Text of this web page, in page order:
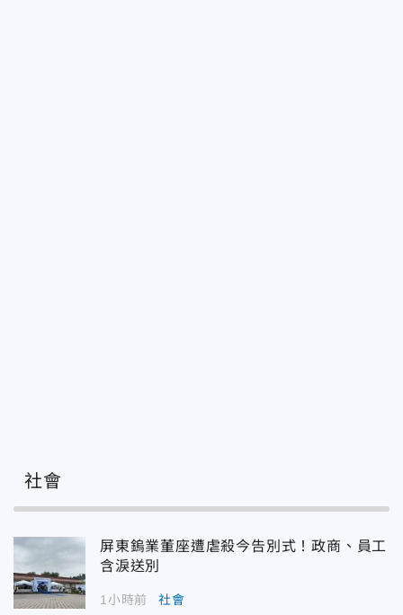
社會
屏東鎢業董座遭虐殺今告別式！政商、員工
含淚送別
1小時前 社會